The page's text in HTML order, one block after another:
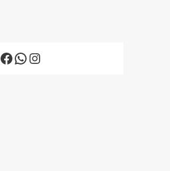
Facebook
WhatsApp
Instagram